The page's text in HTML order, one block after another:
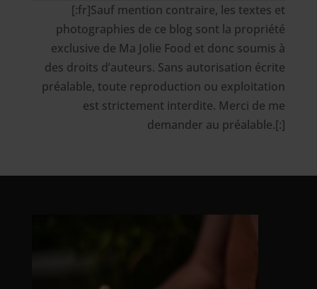
[:fr]Sauf mention contraire, les textes et
photographies de ce blog sont la propriété
exclusive de Ma Jolie Food et donc soumis à
des droits d’auteurs. Sans autorisation écrite
préalable, toute reproduction ou exploitation
est strictement interdite. Merci de me
demander au préalable.[:]